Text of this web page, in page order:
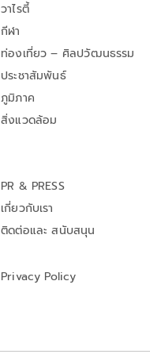
วาไรตี้
กีฬา
ท่องเที่ยว – ศิลปวัฒนธรรม
ประชาสัมพันธ์
ภูมิภาค
สิ่งแวดล้อม
PR & PRESS
เกี่ยวกับเรา
ติดต่อและ สนับสนุน
Privacy Policy